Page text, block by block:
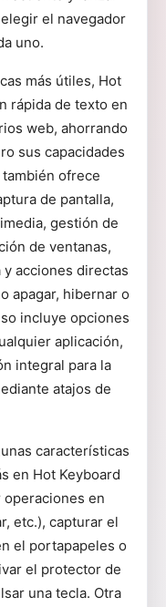
el navegador
uno.
más útiles, Hot
rápida de texto en
web, ahorrando
sus capacidades
ofrece
de pantalla,
gestión de
de ventanas,
acciones directas
apagar, hibernar o
incluye opciones
aplicación,
integral para la
atajos de
características
en Hot Keyboard
operaciones en
etc.), capturar el
el portapapeles o
el protector de
una tecla. Otra